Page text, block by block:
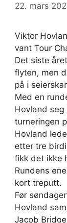
22. mars
Viktor
vant Tour
Det siste
flyten, men
på i
Med en
Hovland
turneringen
Hovland
etter tre
fikk det ikke
Rundens
kort treputt.
Før
Hovland
Jacob